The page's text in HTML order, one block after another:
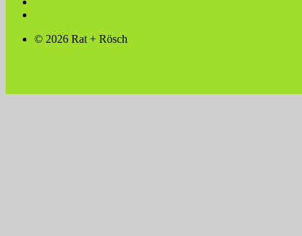
© 2026 Rat + Rösch